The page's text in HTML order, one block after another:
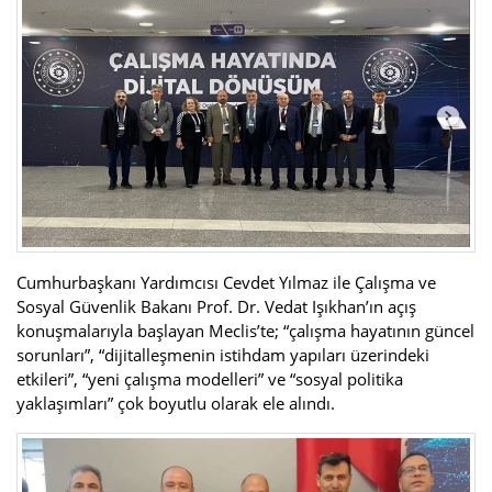
Cumhurbaşkanı Yardımcısı Cevdet Yılmaz ile Çalışma ve
Sosyal Güvenlik Bakanı Prof. Dr. Vedat Işıkhan’ın açış
konuşmalarıyla başlayan Meclis’te; “çalışma hayatının güncel
sorunları”, “dijitalleşmenin istihdam yapıları üzerindeki
etkileri”, “yeni çalışma modelleri” ve “sosyal politika
yaklaşımları” çok boyutlu olarak ele alındı.